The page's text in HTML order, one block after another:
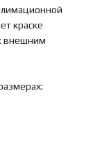
краске
внешним